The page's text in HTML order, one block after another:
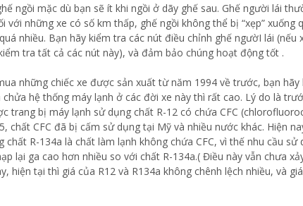
ngồi mặc dù bạn sẽ ít khi ngồi ở dãy ghế sau. Ghế người lái
những xe có số km thấp, ghế ngồi không thể bị “xẹp” xuống
nhiều. Bạn hãy kiểm tra các nút điều chỉnh ghế ngườI lái (nếu
tra tất cả các nút này), và đảm bảo chúng hoạt động tốt .
những chiếc xe được sản xuất từ năm 1994 về trước, bạn hãy
hệ thống máy lạnh ở các đời xe này thì rất cao. Lý do là
trang bị máy lạnh sử dụng chất R-12 có chứa CFC
chất CFC đã bị cấm sử dụng tại Mỹ và nhiều nước khác. Hiện
R-134a là chất làm lạnh không chứa CFC, vì thế nhu cầu sử
lại ga cao hơn nhiều so với chất R-134a.( Điều này vẫn chưa
hiện tại thì giá của R12 và R134a không chênh lệch nhiều, và